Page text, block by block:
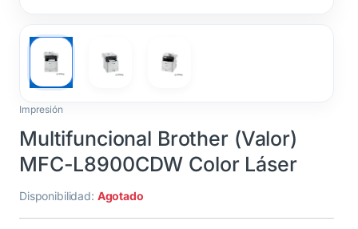
Impresión
Multifuncional Brother (Valor)
MFC-L8900CDW Color Láser
Disponibilidad: Agotado